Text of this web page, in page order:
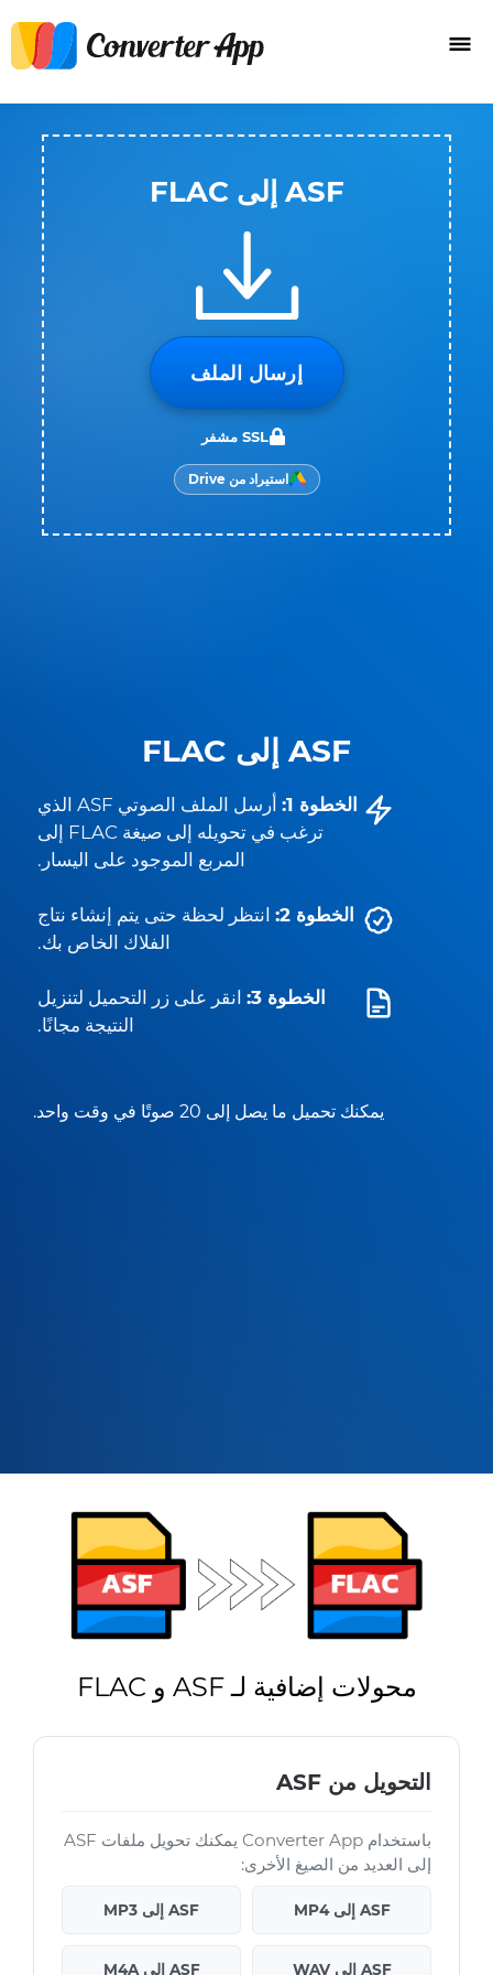
ASF إلى FLAC
الخطوة 1:
أرسل الملف الصوتي ASF الذي
ترغب في تحويله إلى صيغة FLAC إلى
المربع الموجود على اليسار.
الخطوة 2:
انتظر لحظة حتى يتم إنشاء نتاج
الفلاك الخاص بك.
الخطوة 3:
انقر على زر التحميل لتنزيل
النتيجة مجانًا.
يمكنك تحميل ما يصل إلى 20 صوتًا في وقت واحد.
ASF إلى FLAC
إرسال الملف
SSL مشفر
استيراد من Drive
محولات إضافية لـ ASF و FLAC
التحويل من ASF
باستخدام Converter App يمكنك تحويل ملفات ASF
إلى العديد من الصيغ الأخرى:
ASF إلى MP4 ASF إلى MP3
ASF إلى WAV ASF إلى M4A